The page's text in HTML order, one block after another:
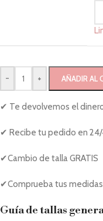
- + AÑADIR AL
✔ Te devolvemos el
✔ Recibe tu pedido en
✔Cambio de talla GRATIS
✔Comprueba tus
Guía de tallas